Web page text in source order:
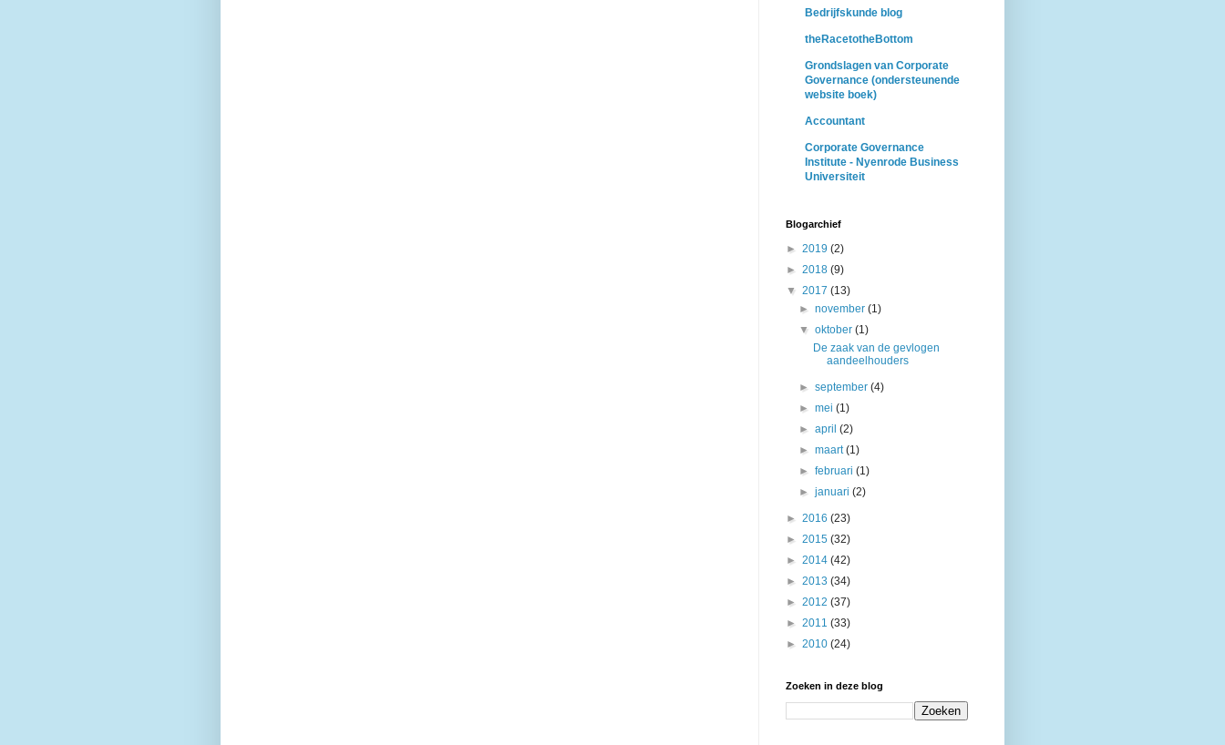
Bedrijfskunde blog
theRacetotheBottom
Grondslagen van Corporate
Governance (ondersteunende
website boek)
Accountant
Corporate Governance
Institute - Nyenrode Business
Universiteit
Blogarchief
► 2019 (2)
► 2018 (9)
▼ 2017 (13)
►november(1)
▼oktober(1)
De zaak van de gevlogen
aandeelhouders
►september(4)
►mei(1)
►april(2)
►maart(1)
►februari(1)
►januari(2)
► 2016 (23)
► 2015 (32)
► 2014 (42)
► 2013 (34)
► 2012 (37)
► 2011 (33)
► 2010 (24)
Zoeken in deze blog